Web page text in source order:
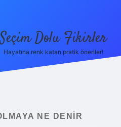
Seçim Dolu Fikirler
Hayatına renk katan pratik öneriler!
NE DENIR